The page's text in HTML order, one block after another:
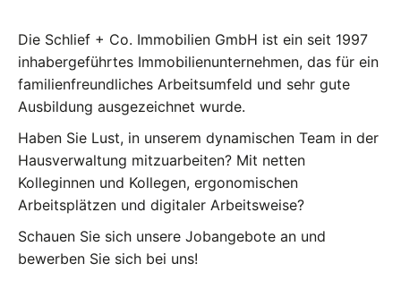
Die Schlief + Co. Immobilien GmbH ist ein seit 1997
inhabergeführtes Immobilienunternehmen, das für ein
familienfreundliches Arbeitsumfeld und sehr gute
Ausbildung ausgezeichnet wurde.
Haben Sie Lust, in unserem dynamischen Team in der
Hausverwaltung mitzuarbeiten? Mit netten
Kolleginnen und Kollegen, ergonomischen
Arbeitsplätzen und digitaler Arbeitsweise?
Schauen Sie sich unsere Jobangebote an und
bewerben Sie sich bei uns!